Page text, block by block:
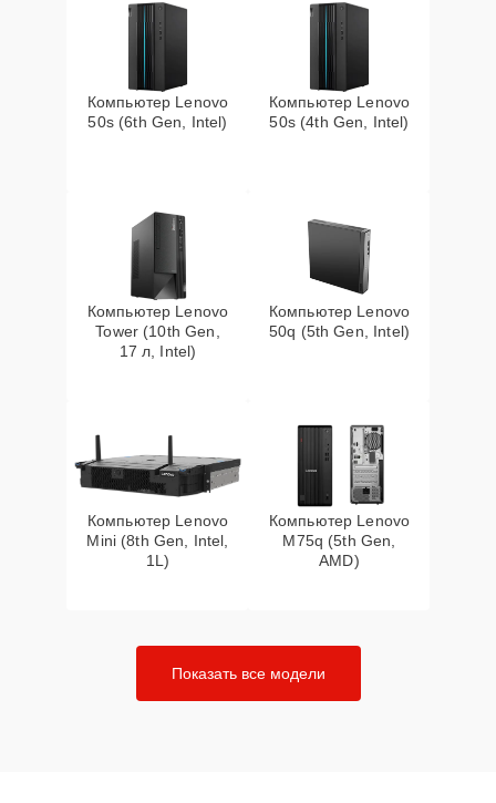
Компьютер Lenovo
50s (6th Gen, Intel)
Компьютер Lenovo
50s (4th Gen, Intel)
Компьютер Lenovo
Tower (10th Gen,
17 л, Intel)
Компьютер Lenovo
50q (5th Gen, Intel)
Компьютер Lenovo
Mini (8th Gen, Intel,
1L)
Компьютер Lenovo
M75q (5th Gen,
AMD)
Показать все модели